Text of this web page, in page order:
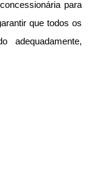
para
que todos os
adequadamente,